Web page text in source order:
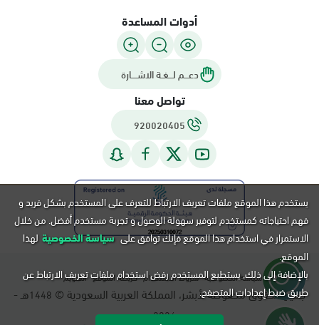
أدوات المساعدة
دعـــم لـــغـة الاشــــارة
تواصل معنا
920020405
سياسة الخصوصية شروط الاستخدام خريطة الموقع التقويم
جميع الحقوق محفوظة لأبشر، المملكة العربية السعودية © 1448هـ -
2026م.
يستخدم هذا الموقع ملفات تعريف الارتباط للتعرف على المستخدم بشكل فريد و
فهم احتياجاته كمستخدم لتوفير سهولة الوصول و تجربة مستخدم أفضل. من خلال
الاستمرار في استخدام هذا الموقع فإنك توافق على سياسة الخصوصية لهذا
الموقع.
بالإضافة إلى ذلك, يستطيع المستخدم رفض استخدام ملفات تعريف الارتباط عن
طريق ضبط إعدادات المتصفح.